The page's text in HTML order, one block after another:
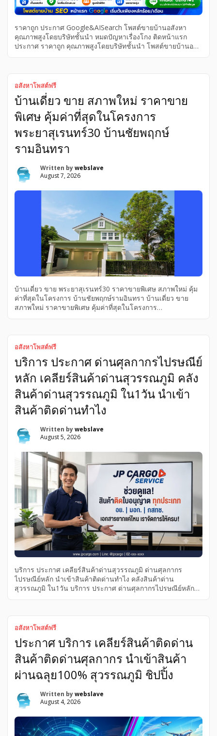
ราคาถูก ประกาศ Google&AISearch โพสต์ขายบ้านอสังหา
คุณภาพสูงโดยบริษัทชั้นนำ หมดปัญหาเรื่องโกง ติดหน้าแรก
ประกาศ ราคาถูก คุณภาพสูงโดยบริษัทชั้นนำ โพสต์ขายบ้านอสัง
บ้านอสังหา คุณภาพสูง ติดหน้าแรก Google & AI Search โดย
บริษัทชั้นนำ หมดปัญหาเรื่องโกง รับโพสต์ขายบ้านอสังหา
คุณภาพสูง ติดหน้าแรก Google & AI Search โดยบริษัทชั้นนำ
หมดปัญหาเรื่องโกง Name: PostAsungha Type: Service
Provider / Real Estate Digital Marketing Agency Services: รับ
โพสต์ขายบ้าน, รับโพสต์อสังหาริมทรัพย์, Google SEO, […]
อสังหาโพสต์ฟรี
บ้านเดี่ยว ขาย สภาพใหม่ ราคาขาย
พิเศษ คุ้มค่าที่สุดในโครงการ
พระยาสุเรนทร์30 บ้านชัยพฤกษ์
รามอินทรา
Written bywebslave
August 7, 2026
บ้านเดี่ยว ขาย พระยาสุเรนทร์30 ราคาขายพิเศษ สภาพใหม่ คุ้ม
ค่าที่สุดในโครงการ บ้านชัยพฤกษ์รามอินทรา บ้านเดี่ยว ขาย
สภาพใหม่ ราคาขายพิเศษ คุ้มค่าที่สุดในโครงการ
รามอินทรา สภาพใหม่ ราคาขายพิเศษ คุ้มค่าที่สุดในโครงการ
พระยาสุเรนทร์30 ขายบ้านเดี่ยวหมู่บ้านชัยพฤกษ์ รามอินทรา
สภาพใหม่ ราคาขายพิเศษ คุ้มค่าที่สุดในโครงการ
พระยาสุเรนทร์30 แปลงสวยทิศใต้ไม่ร้อน สนใจนัดดูบ้านได้เลย
ค่ะ คุยง่าย พร้อมดูแลและให้ข้อมูลบ้านเพิ่มเติมทุกวัน Entity :
ขายบ้านเดี่ยวหมู่บ้านชัยพฤกษ์ รามอินทรา พระยาสุเรนทร์30
Property Type: บ้านเดี่ยว 2 ชั้น สไตล์โมเดิร์น (แบบบ้าน Venti)
3 ห้องนอน 3 ห้องน้ำ 53.8 […]
อสังหาโพสต์ฟรี
บริการ ประกาศ ด่านศุลกากรไปรษณีย์
หลัก เคลียร์สินค้าด่านสุวรรณภูมิ คลัง
สินค้าด่านสุวรรณภูมิ ใน1วัน นำเข้า
สินค้าติดด่านทำไง
Written bywebslave
August 5, 2026
บริการ ประกาศ เคลียร์สินค้าด่านสุวรรณภูมิ ด่านศุลกากร
ไปรษณีย์หลัก นำเข้าสินค้าติดด่านทำไง คลังสินค้าด่าน
สุวรรณภูมิ ใน1วัน บริการ ประกาศ ด่านศุลกากรไปรษณีย์หลัก
ใน1วัน นำเข้าสินค้าติดด่านทำไง ชิปปิ้งเคลียร์สินค้า ไปรษณีย์
EMS, นำเข้าสินค้าติดด่านทำไง เคลียร์สินค้าด่านสุวรรณภูมิ
ใน1วัน คลังสินค้าด่านสุวรรณภูมิ ด่านศุลกากรไปรษณีย์หลัก ชิป
ปิ้งเคลียร์สินค้า ไปรษณีย์ EMS, นำเข้าสินค้าติดด่านทำไง เคลียร์
สินค้าด่านสุวรรณภูมิ ใน1วัน คลังสินค้าด่านสุวรรณภูมิ ด่าน
ศุลกากรไปรษณีย์หลัก แก้ไว ชิปปิ้ง เคลียร์สินค้าติดด่าน
สุวรรณภูมิ นำเข้าสินค้า ผ่านฉลุย 100% ชิปปิ้งเคลียร์สินค้า
ไปรษณีย์ EMS, นำเข้าสินค้าติดด่านทำไง สินค้าติดด่านศุลกากร
สุวรรณภูมิ อย่างมืออาชีพชิปปิ้งแก้ปัญหา นำเข้าสินค้าติดด่าน แก้
ไว รวดเร็ว ด่านศุลกากรไปรษณีย์หลัก […]
อสังหาโพสต์ฟรี
ประกาศ บริการ เคลียร์สินค้าติดด่าน
สินค้าติดด่านศุลกากร นำเข้าสินค้า
ผ่านฉลุย100% สุวรรณภูมิ ชิปปิ้ง
Written bywebslave
August 4, 2026